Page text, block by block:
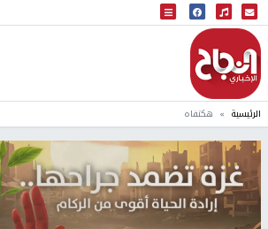
البث المباشر
إذاعة النجاح
الرئيسية هكتفاه